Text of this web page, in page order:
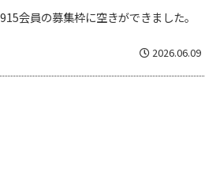
会員の募集枠に空きができました。
2026.06.09